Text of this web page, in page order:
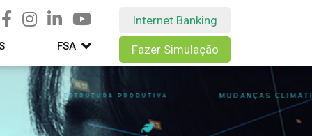
FSA
Internet Banking
Fazer Simulação